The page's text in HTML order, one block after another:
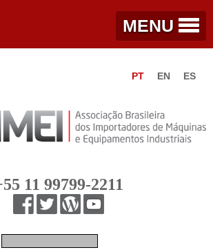
MENU
PT EN ES
11 99799-2211